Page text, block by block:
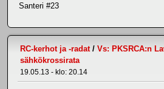
Santeri #23
RC-kerhot ja -radat/ Vs: PKSRCA:n
sähkökrossirata
19.05.13 - klo: 20.14